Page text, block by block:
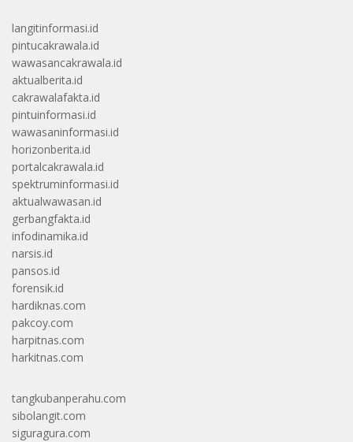
langitinformasi.id
pintucakrawala.id
wawasancakrawala.id
aktualberita.id
cakrawalafakta.id
pintuinformasi.id
wawasaninformasi.id
horizonberita.id
portalcakrawala.id
spektruminformasi.id
aktualwawasan.id
gerbangfakta.id
infodinamika.id
narsis.id
pansos.id
forensik.id
hardiknas.com
pakcoy.com
harpitnas.com
harkitnas.com
tangkubanperahu.com
sibolangit.com
siguragura.com